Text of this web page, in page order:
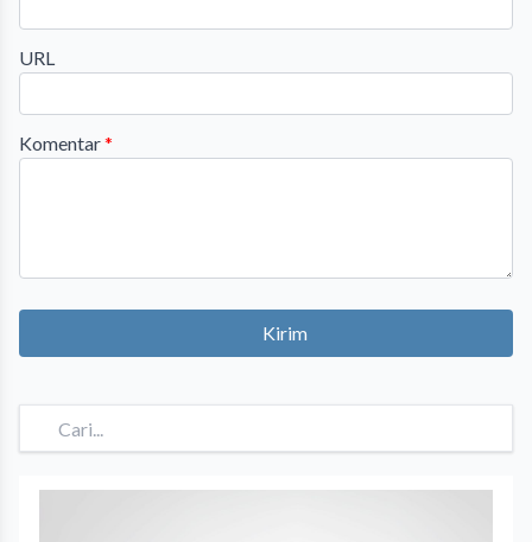
URL
Komentar*
Kirim